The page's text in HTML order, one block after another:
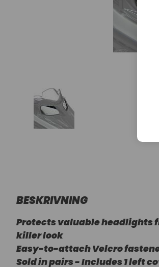
BESKRIVNING
Protects valuable headlights
killer look
Easy-to-attach Velcro
Sold in pairs - Includes 1 left